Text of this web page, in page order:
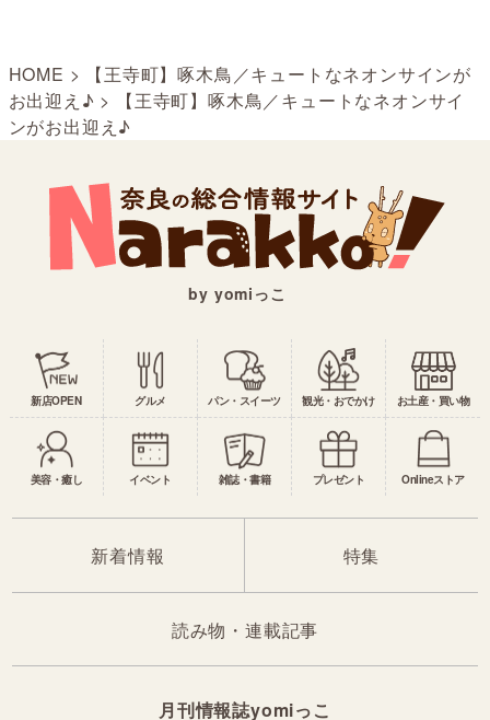
HOME >
【王寺町】啄木鳥／キュートなネオンサインが
お出迎え♪ >
【王寺町】啄木鳥／キュートなネオンサイ
ンがお出迎え♪
by yomiっこ
新店OPEN グルメ パン・スイーツ 観光・おでかけ お土産・買い物
美容・癒し イベント 雑誌・書籍 プレゼント Onlineストア
新着情報 特集
読み物・連載記事
月刊情報誌yomiっこ